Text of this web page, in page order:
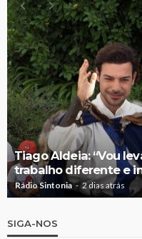
Tiago Aldeia: “Vou
trabalho diferente e
Rádio Sintonia 2 dias atrás
SIGA-NOS